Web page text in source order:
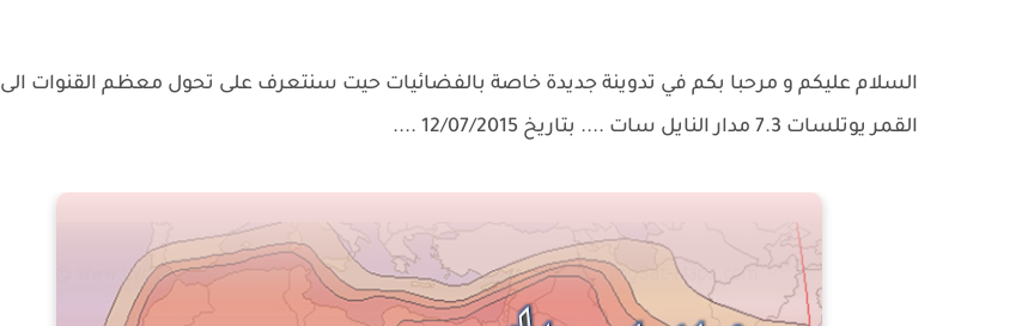
السلام عليكم و مرحبا بكم في تدوينة جديدة خاصة بالفضائيات حيت سنتعرف على تحول معظم القنوات الى
القمر يوتلسات 7.3 مدار النايل سات .... بتاريخ 12/07/2015 ....